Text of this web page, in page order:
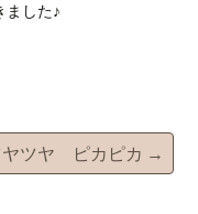
ました♪
ヤツヤ ピカピカ →